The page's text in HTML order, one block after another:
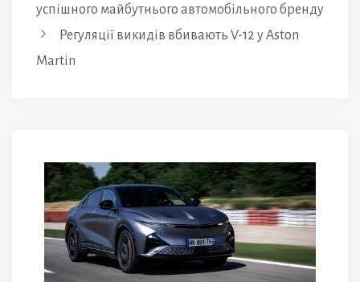
успішного майбутнього автомобільного бренду
Регуляції викидів вбивають V-12 у Aston
Martin